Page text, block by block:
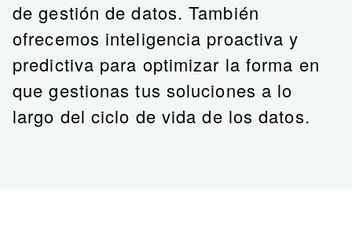
de gestión de datos. También
ofrecemos inteligencia proactiva y
predictiva para optimizar la forma en
que gestionas tus soluciones a lo
largo del ciclo de vida de los datos.